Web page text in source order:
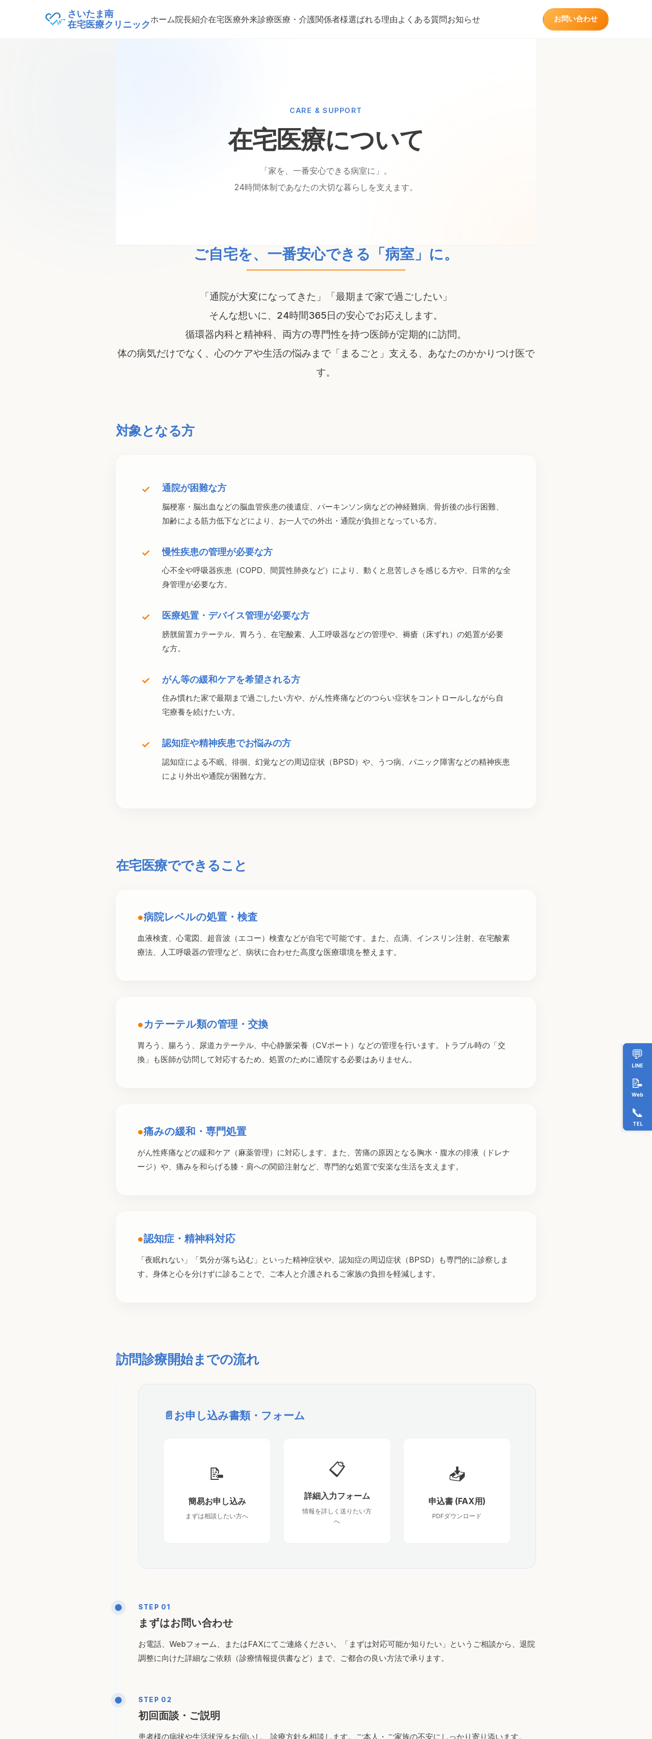
さいたま南
在宅医療クリニックホーム院長紹介在宅医療外来診療医療・介護関係者様選ばれる理由よくある質問お知らせ お問い合わせ
CARE & SUPPORT
在宅医療について
「家を、一番安心できる病室に」。
24時間体制であなたの大切な暮らしを支えます。
ご自宅を、一番安心できる「病室」に。
「通院が大変になってきた」「最期まで家で過ごしたい」
そんな想いに、24時間365日の安心でお応えします。
循環器内科と精神科、両方の専門性を持つ医師が定期的に訪問。
体の病気だけでなく、心のケアや生活の悩みまで「まるごと」支える、あなたのかかりつけ医で
す。
対象となる方
✓ 通院が困難な方
脳梗塞・脳出血などの脳血管疾患の後遺症、パーキンソン病などの神経難病、骨折後の歩行困難、
加齢による筋力低下などにより、お一人での外出・通院が負担となっている方。
✓ 慢性疾患の管理が必要な方
心不全や呼吸器疾患（COPD、間質性肺炎など）により、動くと息苦しさを感じる方や、日常的な全
身管理が必要な方。
✓ 医療処置・デバイス管理が必要な方
膀胱留置カテーテル、胃ろう、在宅酸素、人工呼吸器などの管理や、褥瘡（床ずれ）の処置が必要
な方。
✓ がん等の緩和ケアを希望される方
住み慣れた家で最期まで過ごしたい方や、がん性疼痛などのつらい症状をコントロールしながら自
宅療養を続けたい方。
✓ 認知症や精神疾患でお悩みの方
認知症による不眠、徘徊、幻覚などの周辺症状（BPSD）や、うつ病、パニック障害などの精神疾患
により外出や通院が困難な方。
在宅医療でできること
●病院レベルの処置・検査
血液検査、心電図、超音波（エコー）検査などが自宅で可能です。また、点滴、インスリン注射、在宅酸素
療法、人工呼吸器の管理など、病状に合わせた高度な医療環境を整えます。
●カテーテル類の管理・交換
胃ろう、腸ろう、尿道カテーテル、中心静脈栄養（CVポート）などの管理を行います。トラブル時の「交
換」も医師が訪問して対応するため、処置のために通院する必要はありません。
●痛みの緩和・専門処置
がん性疼痛などの緩和ケア（麻薬管理）に対応します。また、苦痛の原因となる胸水・腹水の排液（ドレナ
ージ）や、痛みを和らげる膝・肩への関節注射など、専門的な処置で安楽な生活を支えます。
●認知症・精神科対応
「夜眠れない」「気分が落ち込む」といった精神症状や、認知症の周辺症状（BPSD）も専門的に診察しま
す。身体と心を分けずに診ることで、ご本人と介護されるご家族の負担を軽減します。
訪問診療開始までの流れ
📄お申し込み書類・フォーム
📝
簡易お申し込み
まずは相談したい方へ
📋
詳細入力フォーム
情報を詳しく送りたい方
へ
📥
申込書 (FAX用)
PDFダウンロード
STEP 01
まずはお問い合わせ
お電話、Webフォーム、またはFAXにてご連絡ください。「まずは対応可能か知りたい」というご相談から、退院
調整に向けた詳細なご依頼（診療情報提供書など）まで、ご都合の良い方法で承ります。
STEP 02
初回面談・ご説明
患者様の病状や生活状況をお伺いし、診療方針を相談します。ご本人・ご家族の不安にしっかり寄り添います。
💬
LINE
📝
Web
📞
TEL